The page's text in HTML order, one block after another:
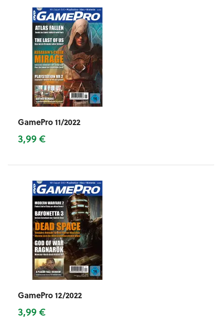
GamePro 11/2022
3,99 €
GamePro 12/2022
3,99 €